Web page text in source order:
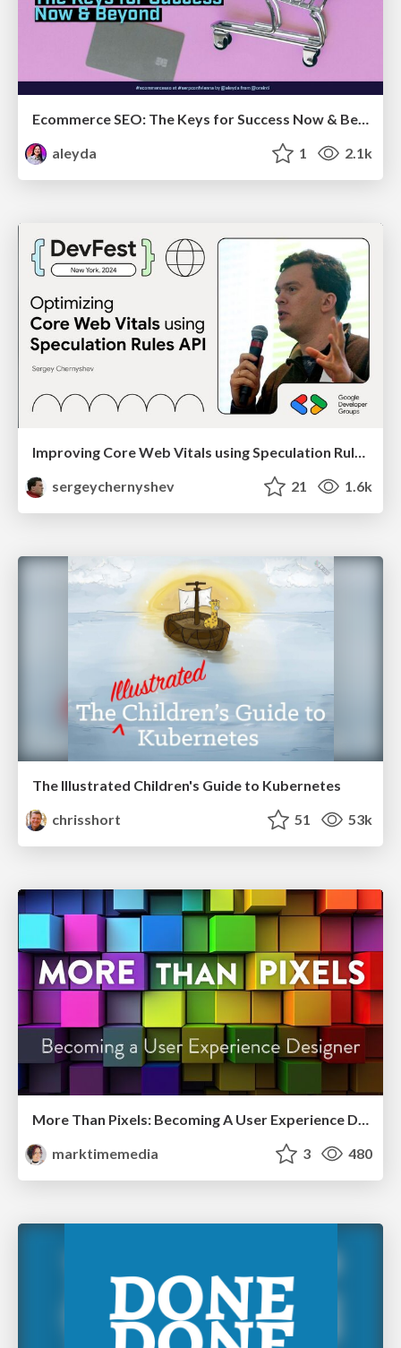
aleyda
1 2.1k
Improving Core Web Vitals using Speculation Rules API
sergeychernyshev
21 1.6k
The Illustrated Children's Guide to Kubernetes
chrisshort
51 53k
More Than Pixels: Becoming A User Experience Designer
marktimemedia
3 480